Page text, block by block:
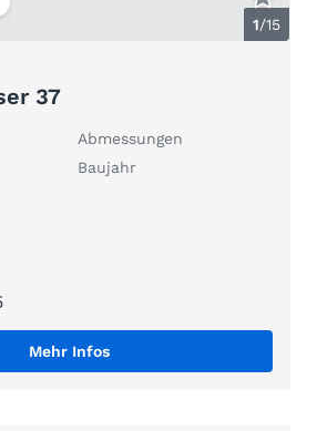
1/15
37
Abmessungen
Baujahr
Mehr Infos